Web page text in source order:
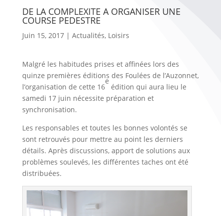
DE LA COMPLEXITE A ORGANISER UNE
COURSE PEDESTRE
Juin 15, 2017| Actualités, Loisirs
Malgré les habitudes prises et affinées lors des
quinze premières éditions des Foulées de l’Auzonnet,
l’organisation de cette 16
e
édition qui aura lieu le
samedi 17 juin nécessite préparation et
synchronisation.
Les responsables et toutes les bonnes volontés se
sont retrouvés pour mettre au point les derniers
détails. Après discussions, apport de solutions aux
problèmes soulevés, les différentes taches ont été
distribuées.